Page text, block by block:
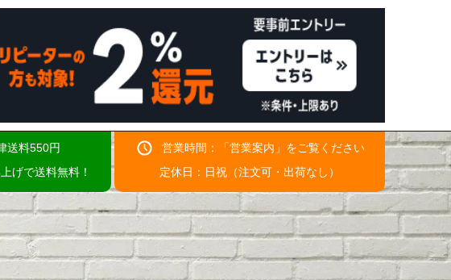
送料550円
げで送料無料！
営業時間：「営業案内 」をご覧ください
定休日：日祝（注文可・出荷なし）